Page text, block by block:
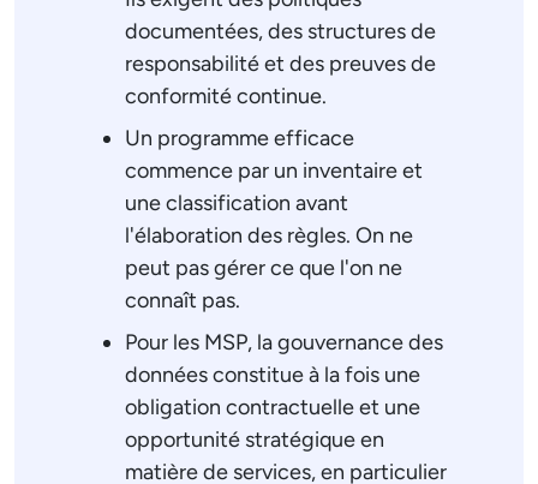
documentées, des structures de
responsabilité et des preuves de
conformité continue.
Un programme efficace
commence par un inventaire et
une classification avant
l'élaboration des règles. On ne
peut pas gérer ce que l'on ne
connaît pas.
Pour les MSP, la gouvernance des
données constitue à la fois une
obligation contractuelle et une
opportunité stratégique en
matière de services, en particulier